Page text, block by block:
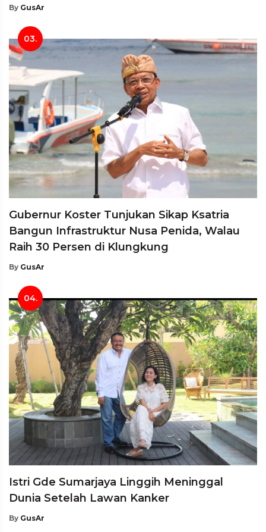
By GusAr
03.
Gubernur Koster Tunjukan Sikap Ksatria
Bangun Infrastruktur Nusa Penida, Walau
Raih 30 Persen di Klungkung
By GusAr
04.
Istri Gde Sumarjaya Linggih Meninggal
Dunia Setelah Lawan Kanker
By GusAr